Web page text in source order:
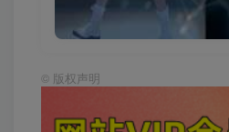
© 版权声明